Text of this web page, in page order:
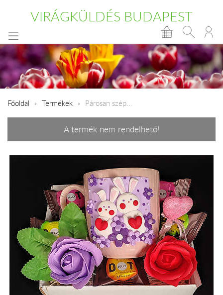
VIRÁGKÜLDÉS BUDAPEST
Főoldal Termékek Párosan szép...
A termék nem rendelhető!